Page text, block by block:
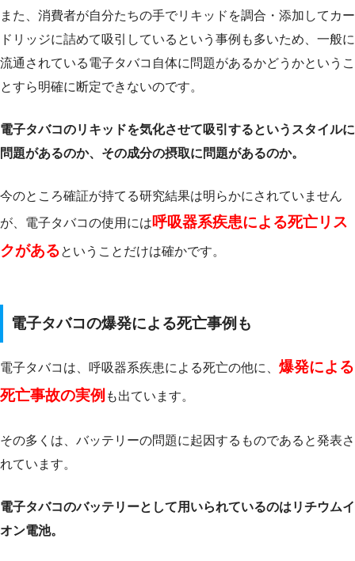
また、消費者が自分たちの手でリキッドを調合・添加してカー
ドリッジに詰めて吸引しているという事例も多いため、一般に
流通されている電子タバコ自体に問題があるかどうかというこ
とすら明確に断定できないのです。
電子タバコのリキッドを気化させて吸引するというスタイルに
問題があるのか、その成分の摂取に問題があるのか。
今のところ確証が持てる研究結果は明らかにされていません
が、電子タバコの使用には呼吸器系疾患による死亡リス
クがあるということだけは確かです。
電子タバコの爆発による死亡事例も
電子タバコは、呼吸器系疾患による死亡の他に、 爆発による
死亡事故の実例 も出ています。
その多くは、バッテリーの問題に起因するものであると発表さ
れています。
電子タバコのバッテリーとして用いられているのはリチウムイ
オン電池。